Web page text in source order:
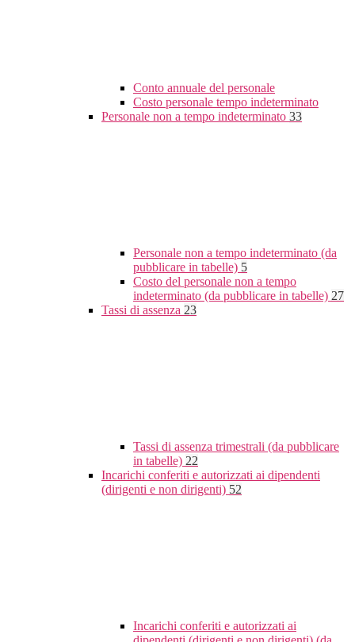
Conto annuale del personale
Costo personale tempo indeterminato
Personale non a tempo indeterminato 33
Personale non a tempo indeterminato (da
pubblicare in tabelle) 5
Costo del personale non a tempo
indeterminato (da pubblicare in tabelle) 27
Tassi di assenza 23
Tassi di assenza trimestrali (da pubblicare
in tabelle) 22
Incarichi conferiti e autorizzati ai dipendenti
(dirigenti e non dirigenti) 52
Incarichi conferiti e autorizzati ai